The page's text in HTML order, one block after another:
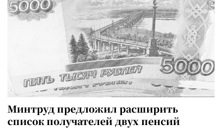
Минтруд предложил расширить
список получателей двух пенсий